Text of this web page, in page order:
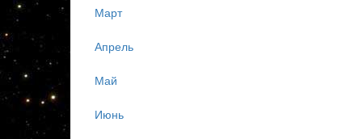
Март
Апрель
Май
Июнь